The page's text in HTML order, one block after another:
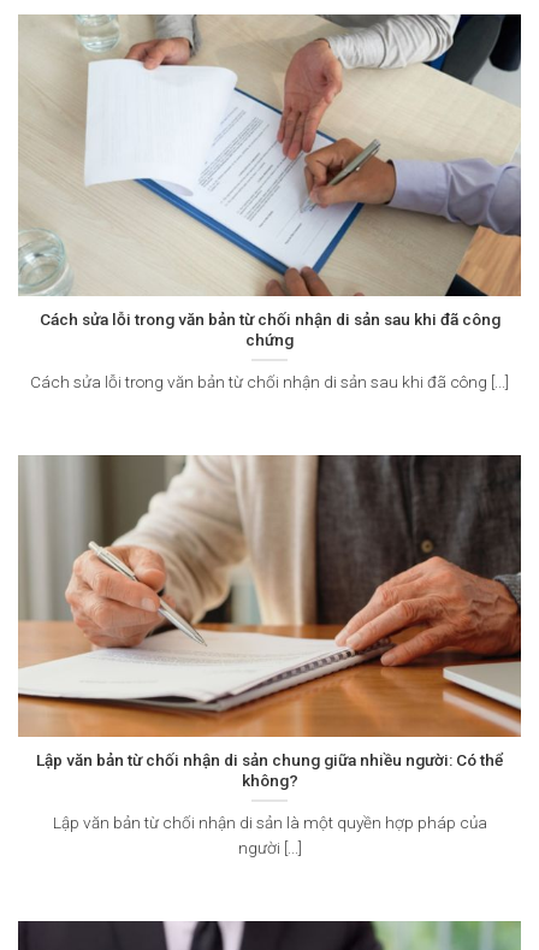
Cách sửa lỗi trong văn bản từ chối nhận di sản sau khi đã công
chứng
Cách sửa lỗi trong văn bản từ chối nhận di sản sau khi đã công [...]
Lập văn bản từ chối nhận di sản chung giữa nhiều người: Có thể
không?
Lập văn bản từ chối nhận di sản là một quyền hợp pháp của
người [...]